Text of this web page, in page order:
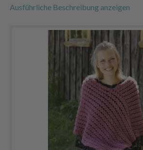
Ausführliche Beschreibung anzeigen